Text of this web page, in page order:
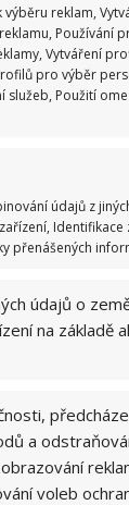
výběru reklam,
Používání
Vytváření
pro výběr
služeb, Použití
údajů z
Identifikace
přenášených
údajů o
na základě
a
voleb
to, jak
často budete
pracovně
záleží na
barvy
připravit
jisti, jak
na
se můžete
četné
odstíny
osvětlení.